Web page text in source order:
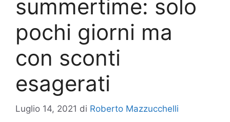
summertime: solo
pochi giorni ma
con sconti
esagerati
Luglio 14, 2021 di Roberto Mazzucchelli